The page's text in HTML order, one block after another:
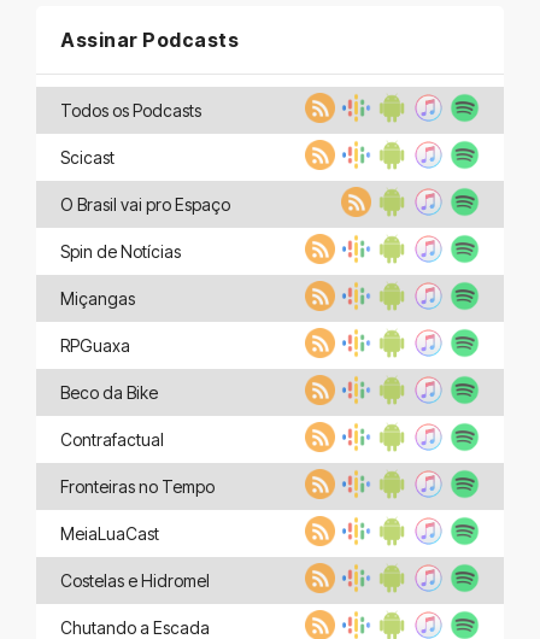
Assinar Podcasts
Todos os Podcasts
Scicast
O Brasil vai pro Espaço
Spin de Notícias
Miçangas
RPGuaxa
Beco da Bike
Contrafactual
Fronteiras no Tempo
MeiaLuaCast
Costelas e Hidromel
Chutando a Escada